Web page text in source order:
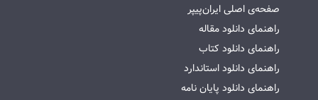
صفحه‌ی اصلی ایران‌پیپر
راهنمای دانلود مقاله
راهنمای دانلود کتاب
راهنمای دانلود استاندارد
راهنمای دانلود پایان نامه